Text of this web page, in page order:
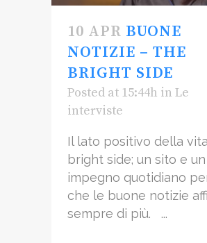
10 APR BUONE
NOTIZIE – THE
BRIGHT SIDE
Posted at 15:44h in Le
interviste
Il lato positivo della
bright side; un sito e un
impegno quotidiano
che le buone notizie
sempre di più. ...